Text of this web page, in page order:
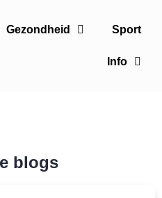
Gezondheid Sport
Info
blogs